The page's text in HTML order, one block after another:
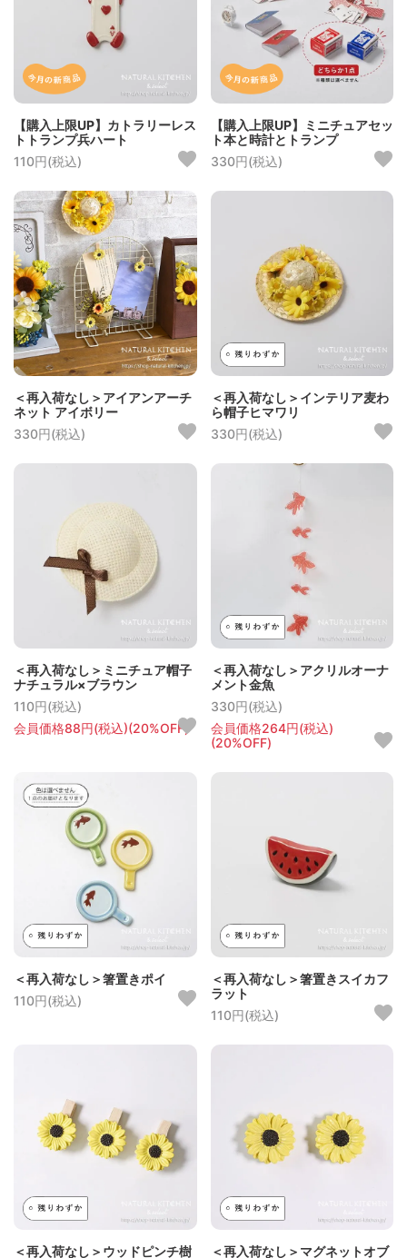
【購入上限UP】カトラリーレス
トトランプ兵ハート
110円(税込)
【購入上限UP】ミニチュアセッ
ト本と時計とトランプ
330円(税込)
＜再入荷なし＞アイアンアーチ
ネット アイボリー
330円(税込)
＜再入荷なし＞インテリア麦わ
ら帽子ヒマワリ
330円(税込)
＜再入荷なし＞ミニチュア帽子
ナチュラル×ブラウン
110円(税込)
会員価格88円(税込)(20%OFF)
＜再入荷なし＞アクリルオーナ
メント金魚
330円(税込)
会員価格264円(税込)
(20%OFF)
＜再入荷なし＞箸置きポイ
110円(税込)
＜再入荷なし＞箸置きスイカフ
ラット
110円(税込)
＜再入荷なし＞ウッドピンチ樹 ＜再入荷なし＞マグネットオブ